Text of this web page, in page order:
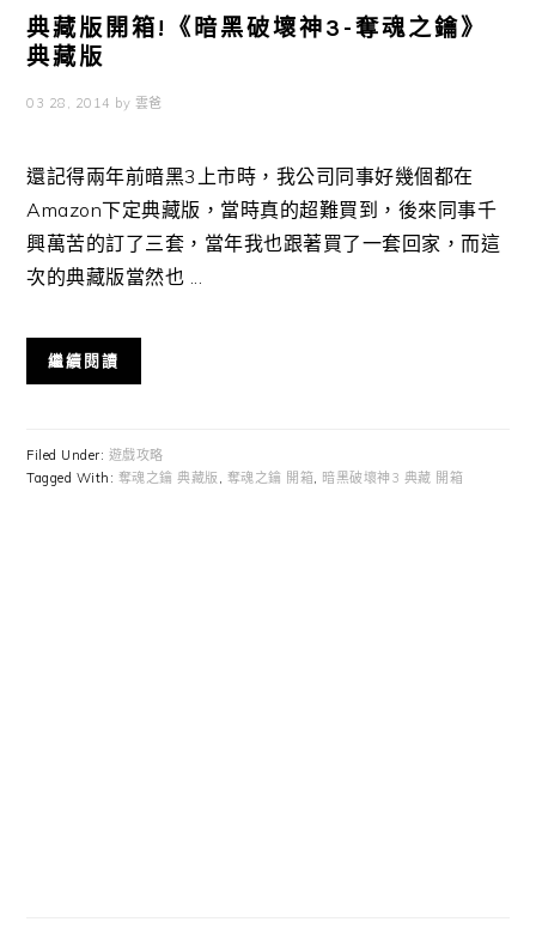
典藏版開箱!《暗黑破壞神3-奪魂之鑰》
典藏版
03 28, 2014 by 雲爸
還記得兩年前暗黑3上市時，我公司同事好幾個都在
Amazon下定典藏版，當時真的超難買到，後來同事千
興萬苦的訂了三套，當年我也跟著買了一套回家，而這
次的典藏版當然也 ...
繼續閱讀
Filed Under: 遊戲攻略
Tagged With: 奪魂之鑰 典藏版 奪魂之鑰 開箱 暗黑破壞神3 典藏 開箱